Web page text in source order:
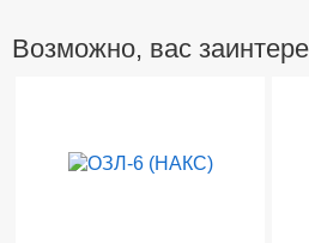
Возможно, вас